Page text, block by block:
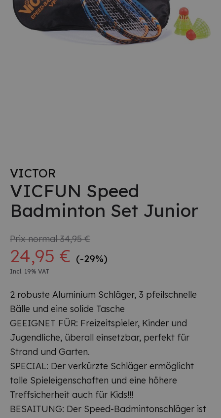
VICTOR
VICFUN Speed
Badminton Set Junior
Prix normal34,95 €
24,95 € (-29%)
Incl. 19% VAT
2 robuste Aluminium Schläger, 3 pfeilschnelle
Bälle und eine solide Tasche
GEEIGNET FÜR: Freizeitspieler, Kinder und
Jugendliche, überall einsetzbar, perfekt für
Strand und Garten.
SPECIAL: Der verkürzte Schläger ermöglicht
tolle Spieleigenschaften und eine höhere
Treffsicherheit auch für Kids!!!
BESAITUNG: Der Speed-Badmintonschläger ist